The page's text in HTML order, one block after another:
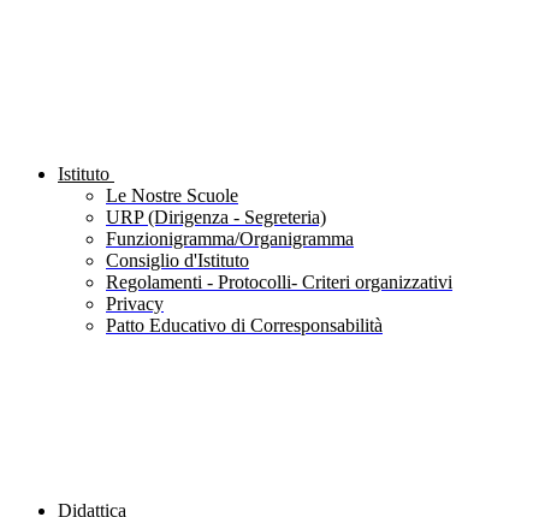
Istituto
Le Nostre Scuole
URP (Dirigenza - Segreteria)
Funzionigramma/Organigramma
Consiglio d'Istituto
Regolamenti - Protocolli- Criteri organizzativi
Privacy
Patto Educativo di Corresponsabilità
Didattica